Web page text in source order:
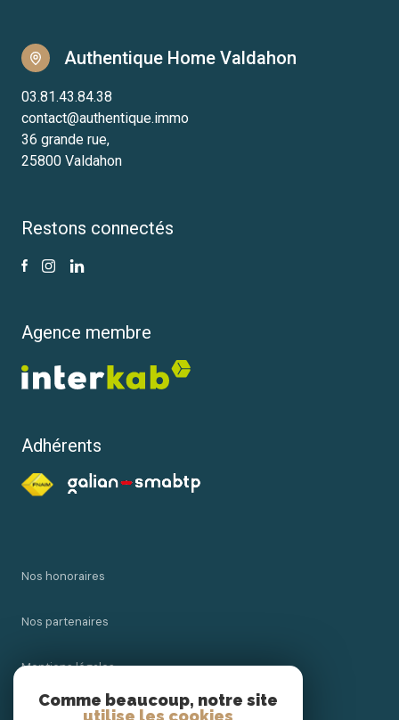
Authentique Home Valdahon
03.81.43.84.38
contact@authentique.immo
36 grande rue,
25800 Valdahon
Restons connectés
Agence membre
Adhérents
Nos honoraires
Nos partenaires
Mentions légales
Comme beaucoup, notre site
utilise les cookies